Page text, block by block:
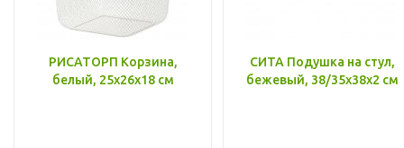
РИСАТОРП Корзина,
белый, 25x26x18 см
СИТА Подушка на стул,
бежевый, 38/35x38x2 см